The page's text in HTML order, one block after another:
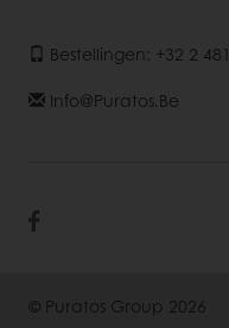
Bestellingen: +32 2
Info@puratos.be
© Puratos Group 2026